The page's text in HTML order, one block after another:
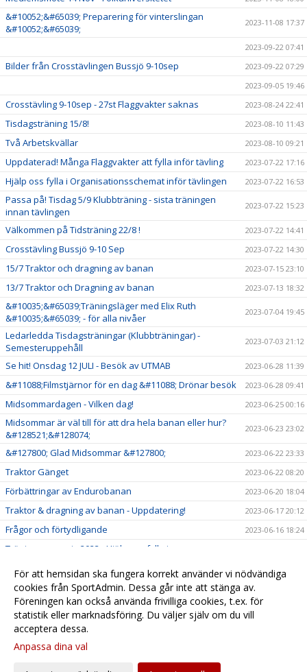
&#10052;&#65039; Preparering för vinterslingan
&#10052;&#65039;
2023-11-08 17:37
2023-09-22 07:41
Bilder från Crosstävlingen Bussjö 9-10sep
2023-09-22 07:29
2023-09-05 19:46
Crosstävling 9-10sep - 27st Flaggvakter saknas 2023-08-24 22:41
Tisdagsträning 15/8! 2023-08-10 11:43
Två Arbetskvällar 2023-08-10 09:21
Uppdaterad! Många Flaggvakter att fylla inför tävling 2023-07-22 17:16
Hjälp oss fylla i Organisationsschemat inför tävlingen 2023-07-22 16:53
Passa på! Tisdag 5/9 Klubbträning - sista träningen
innan tävlingen
2023-07-22 15:23
Välkommen på Tidsträning 22/8 ! 2023-07-22 14:41
Crosstävling Bussjö 9-10 Sep 2023-07-22 14:30
15/7 Traktor och dragning av banan 2023-07-15 23:10
13/7 Traktor och Dragning av banan 2023-07-13 18:32
&#10035;&#65039;Träningsläger med Elix Ruth
&#10035;&#65039; - för alla nivåer
2023-07-04 19:45
Ledarledda Tisdagsträningar (Klubbträningar) -
Semesteruppehåll
2023-07-03 21:12
Se hit! Onsdag 12 JULI - Besök av UTMAB 2023-06-28 11:39
&#11088;Filmstjärnor för en dag &#11088; Drönar besök 2023-06-28 09:41
Midsommardagen - Vilken dag! 2023-06-25 00:16
Midsommar är väl till för att dra hela banan eller hur?
&#128521;&#128074;
2023-06-23 23:02
&#127800; Glad Midsommar &#127800; 2023-06-22 23:33
Traktor Gänget 2023-06-22 08:20
Förbättringar av Endurobanan 2023-06-20 18:04
Traktor & dragning av banan - Uppdatering! 2023-06-17 20:12
Frågor och förtydligande 2023-06-16 18:24
Träningsansvarig 2023 - Hjälp oss fylla i
Lördagsträning och jobb med bevattningen! 2023-06-16 02:19
Ledarledda Tisdagsträningar - Stora som Små! 2023-05-18 07:58
Avgifter 2023 2023-05-17 10:50
För att hemsidan ska fungera korrekt använder vi nödvändiga
cookies från SportAdmin. Dessa går inte att stänga av.
Föreningen kan också använda frivilliga cookies, t.ex. för
statistik eller marknadsföring. Du väljer själv om du vill
acceptera dessa.
Anpassa dina val